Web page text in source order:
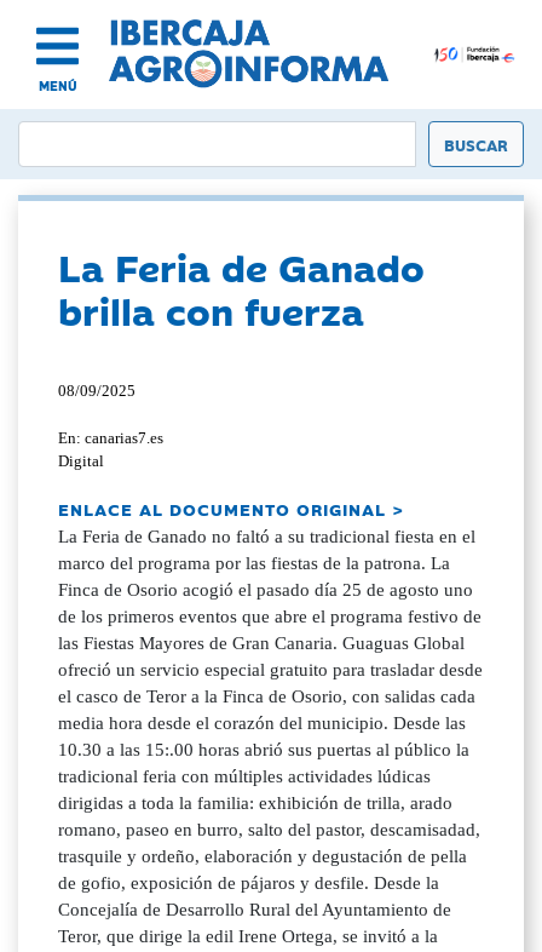
MENÚ
La Feria de Ganado
brilla con fuerza
08/09/2025
En: canarias7.es
Digital
ENLACE AL DOCUMENTO ORIGINAL >
La Feria de Ganado no faltó a su tradicional fiesta en el
marco del programa por las fiestas de la patrona. La
Finca de Osorio acogió el pasado día 25 de agosto uno
de los primeros eventos que abre el programa festivo de
las Fiestas Mayores de Gran Canaria. Guaguas Global
ofreció un servicio especial gratuito para trasladar desde
el casco de Teror a la Finca de Osorio, con salidas cada
media hora desde el corazón del municipio. Desde las
10.30 a las 15:.00 horas abrió sus puertas al público la
tradicional feria con múltiples actividades lúdicas
dirigidas a toda la familia: exhibición de trilla, arado
romano, paseo en burro, salto del pastor, descamisadad,
trasquile y ordeño, elaboración y degustación de pella
de gofio, exposición de pájaros y desfile. Desde la
Concejalía de Desarrollo Rural del Ayuntamiento de
Teror, que dirige la edil Irene Ortega, se invitó a la